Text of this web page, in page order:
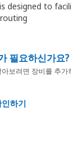
designed to
필요하신가요?
보려면 장비를 추가
하기